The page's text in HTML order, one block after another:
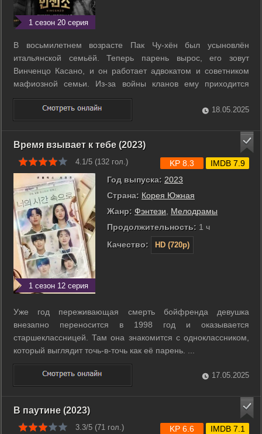
1 сезон 20 серия
В восьмилетнем возрасте Пак Чу-хён был усыновлён
итальянской семьёй. Теперь парень вырос, его зовут
Винченцо Касано, и он работает адвокатом и советником
мафиозной семьи. Из-за войны кланов ему приходится
вернуться на историческую родину. ...
18.05.2025
Время взывает к тебе (2023)
4.1/5 (132 гол.)
1 сезон 12 серия
Год выпуска: 2023
Страна: Корея Южная
Жанр: Фэнтези
Мелодрамы
Продолжительность: 1 ч
Качество:
HD (720p)
KP 8.3 IMDB 7.9
Уже год переживающая смерть бойфренда девушка
внезапно переносится в 1998 год и оказывается
старшеклассницей. Там она знакомится с одноклассником,
который выглядит точь-в-точь как её парень. ...
17.05.2025
В паутине (2023)
3.3/5 (71 гол.) KP 6.6 IMDB 7.1